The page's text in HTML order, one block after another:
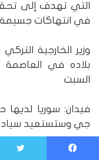
التي تهدف إلى
في انتهاكات جسيمة
وزير الخارجية
بلاده في العاصمة
السبت
فيدان: سوريا
جي وستستعيد
فيدان: أبلغنا